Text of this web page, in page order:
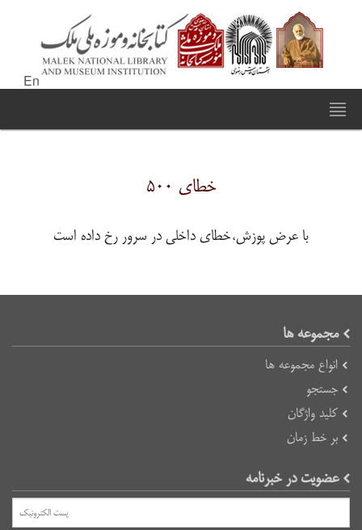
En
خطای ۵۰۰
با عرض پوزش،خطای داخلی در سرور رخ داده است
مجموعه ها
انواع مجموعه ها
جستجو
کلید واژگان
بر خط زمان
عضویت در خبرنامه